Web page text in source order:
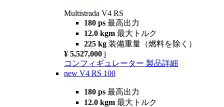
Multistrada V4 RS
180 ps 最高出力
12.0 kgm 最大トルク
225 kg 装備重量（燃料を除く）
¥ 5,527,000 i
コンフィギュレーター 製品詳細
new V4 RS 100
180 ps 最高出力
12.0 kgm 最大トルク